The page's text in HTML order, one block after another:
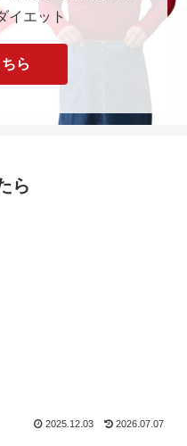
イエット
ら
ら
2025.12.03 2026.07.07